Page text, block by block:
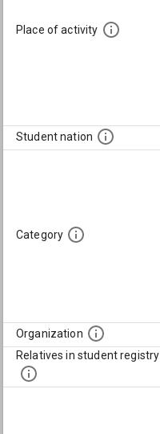
Place of activity
Student nation
Category
Organization
Relatives in student registry